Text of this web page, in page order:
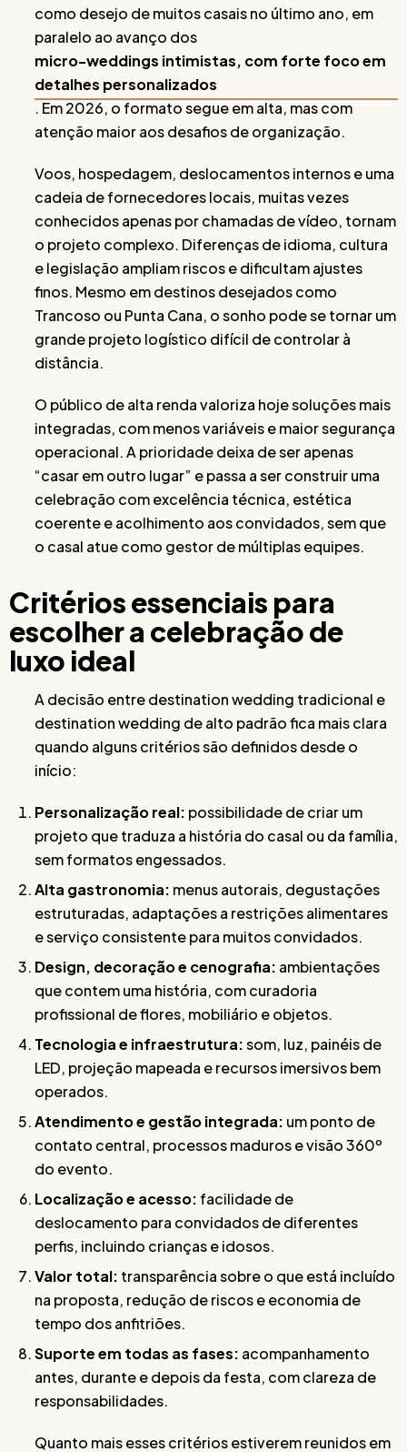
como desejo de muitos casais no último ano, em
paralelo ao avanço dos
micro-weddings intimistas, com forte foco em
detalhes personalizados
. Em 2026, o formato segue em alta, mas com
atenção maior aos desafios de organização.
Voos, hospedagem, deslocamentos internos e uma
cadeia de fornecedores locais, muitas vezes
conhecidos apenas por chamadas de vídeo, tornam
o projeto complexo. Diferenças de idioma, cultura
e legislação ampliam riscos e dificultam ajustes
finos. Mesmo em destinos desejados como
Trancoso ou Punta Cana, o sonho pode se tornar um
grande projeto logístico difícil de controlar à
distância.
O público de alta renda valoriza hoje soluções mais
integradas, com menos variáveis e maior segurança
operacional. A prioridade deixa de ser apenas
“casar em outro lugar” e passa a ser construir uma
celebração com excelência técnica, estética
coerente e acolhimento aos convidados, sem que
o casal atue como gestor de múltiplas equipes.
Critérios essenciais para
escolher a celebração de
luxo ideal
A decisão entre destination wedding tradicional e
destination wedding de alto padrão fica mais clara
quando alguns critérios são definidos desde o
início:
Personalização real: possibilidade de criar um
projeto que traduza a história do casal ou da família,
sem formatos engessados.
Alta gastronomia: menus autorais, degustações
estruturadas, adaptações a restrições alimentares
e serviço consistente para muitos convidados.
Design, decoração e cenografia: ambientações
que contem uma história, com curadoria
profissional de flores, mobiliário e objetos.
Tecnologia e infraestrutura:som, luz, painéis de
LED, projeção mapeada e recursos imersivos bem
operados.
Atendimento e gestão integrada: um ponto de
contato central, processos maduros e visão 360º
do evento.
Localização e acesso: facilidade de
deslocamento para convidados de diferentes
perfis, incluindo crianças e idosos.
Valor total: transparência sobre o que está incluído
na proposta, redução de riscos e economia de
tempo dos anfitriões.
Suporte em todas as fases: acompanhamento
antes, durante e depois da festa, com clareza de
responsabilidades.
Quanto mais esses critérios estiverem reunidos em